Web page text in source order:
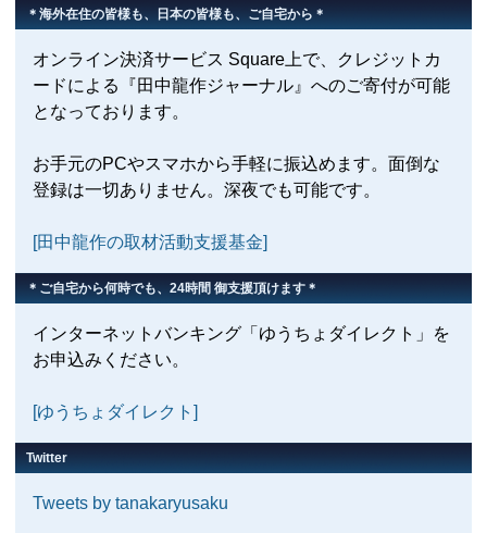
＊海外在住の皆様も、日本の皆様も、ご自宅から＊
オンライン決済サービス Square上で、クレジットカ
ードによる『田中龍作ジャーナル』へのご寄付が可能
となっております。
お手元のPCやスマホから手軽に振込めます。面倒な
登録は一切ありません。深夜でも可能です。
[田中龍作の取材活動支援基金]
＊ご自宅から何時でも、24時間 御支援頂けます＊
インターネットバンキング「ゆうちょダイレクト」を
お申込みください。
[ゆうちょダイレクト]
Twitter
Tweets by tanakaryusaku